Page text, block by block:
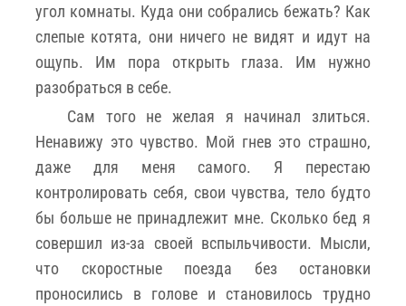
угол комнаты. Куда они собрались бежать? Как
слепые котята, они ничего не видят и идут на
ощупь. Им пора открыть глаза. Им нужно
разобраться в себе.
Сам того не желая я начинал злиться.
Ненавижу это чувство. Мой гнев это страшно,
даже для меня самого. Я перестаю
контролировать себя, свои чувства, тело будто
бы больше не принадлежит мне. Сколько бед я
совершил из-за своей вспыльчивости. Мысли,
что скоростные поезда без остановки
проносились в голове и становилось трудно